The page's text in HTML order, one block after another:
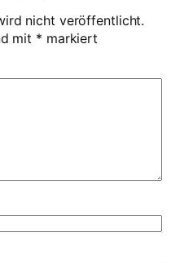
nicht veröffentlicht.
mit * markiert